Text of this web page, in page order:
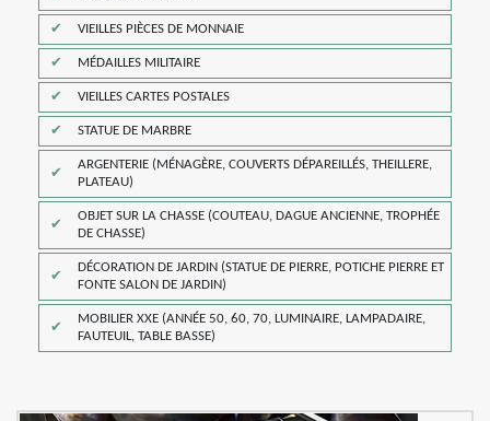
VIEILLES PIÈCES DE MONNAIE
MÉDAILLES MILITAIRE
VIEILLES CARTES POSTALES
STATUE DE MARBRE
ARGENTERIE (MÉNAGÈRE, COUVERTS DÉPAREILLÉS, THEILLERE,
PLATEAU)
OBJET SUR LA CHASSE (COUTEAU, DAGUE ANCIENNE, TROPHÉE
DE CHASSE)
DÉCORATION DE JARDIN (STATUE DE PIERRE, POTICHE PIERRE ET
FONTE SALON DE JARDIN)
MOBILIER XXE (ANNÉE 50, 60, 70, LUMINAIRE, LAMPADAIRE,
FAUTEUIL, TABLE BASSE)